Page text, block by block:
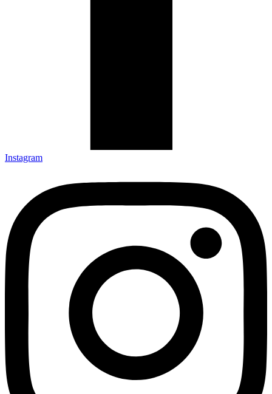
Instagram